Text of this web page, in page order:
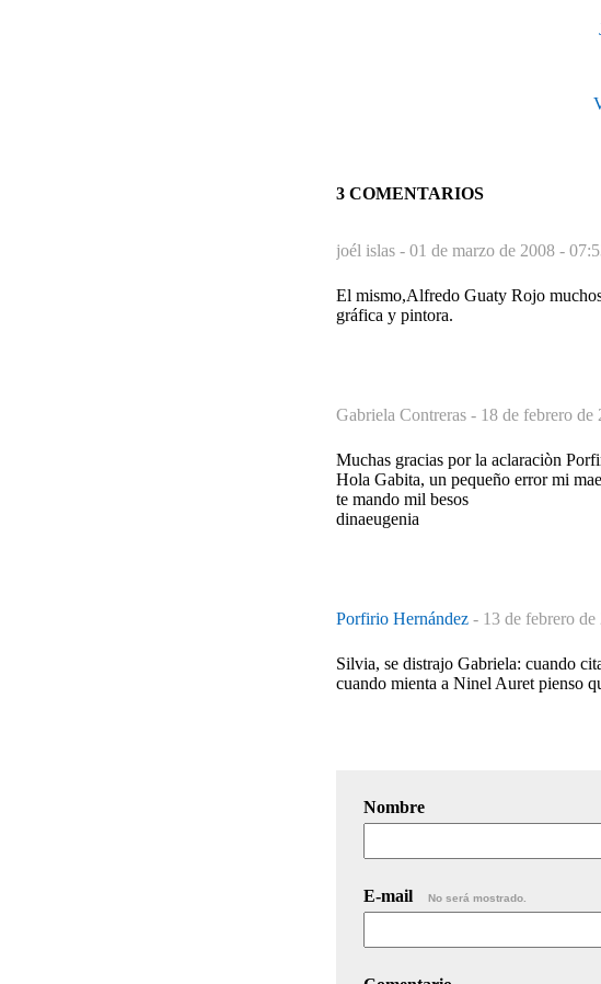
3 COMENTARIOS
joél islas - 01 de marzo de 2008 -
El mismo,Alfredo Guaty Rojo
gráfica y pintora.
Gabriela Contreras - 18 de febrero de
Muchas gracias por la aclaraciòn
Hola Gabita, un pequeño error mi
te mando mil besos
dinaeugenia
Porfirio Hernández - 13 de febrero
Silvia, se distrajo Gabriela: cuando
cuando mienta a Ninel Auret pienso
Nombre
E-mail No será mostrado.